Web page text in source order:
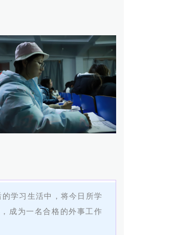
学习生活中，将今日所学
成为一名合格的外事工作